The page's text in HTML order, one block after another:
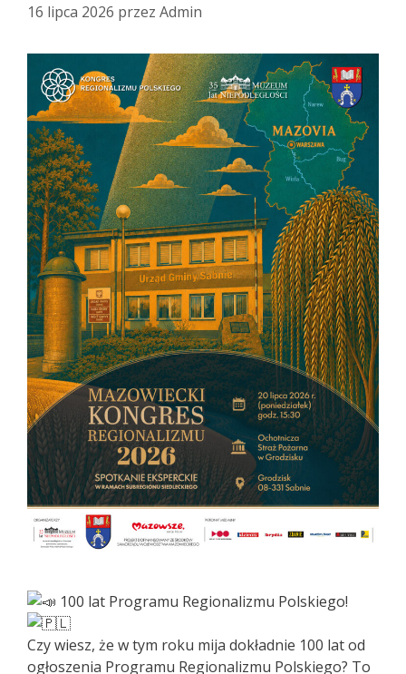
16 lipca 2026 przez Admin
100 lat Programu Regionalizmu Polskiego!
Czy wiesz, że w tym roku mija dokładnie 100 lat od
ogłoszenia Programu Regionalizmu Polskiego? To